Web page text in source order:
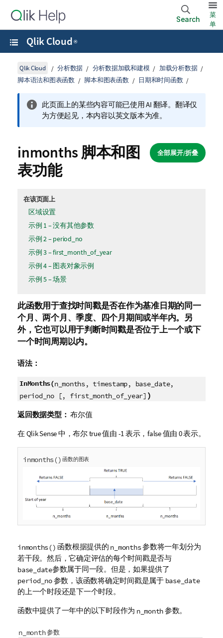
Search
菜
单
Qlik Cloud ®
Qlik Cloud 分析数据 分析数据加载和建模
加载分析数据
脚本语法和图表函数
脚本和图表函数 日期和时间函数
此页面上的某些内容可能已使用 AI 翻译。翻译仅
为方便起见，本内容以英文版本为准。
全部展开/折叠
inmonths 脚本和图
表功能
在该页面上
区域设置
示例 1 – 没有其他参数
示例 2 – period_no
示例 3 – first_month_of_year
示例 4 – 图表对象示例
示例 5 – 场景
此函数用于查找时间戳是否在作为基准日期的同一
个月、两个月、季度、四个月期间或半年内。另
外，它也可以用于判断时间戳是否位于上一个或下
一个时间周期以内。
语法：
InMonths(n_months, timestamp, base_date,
period_no [, first_month_of_year] )
返回数据类型： 布尔值
在 Qlik Sense中，布尔 true 值由 -1 表示，false 值由 0 表示。
inmonths() 函数的图表
inmonths() 函数根据提供的 n_months参数将一年划分为
若干段。然后，它确定评估的每个时间戳是否与
base_date参数属于同一段。但是，如果提供了
period_no参数，该函数将确定时间戳是属于 base_date
的上一个时段还是下一个时段。
函数中提供了一年中的以下时段作为 n_month参数。
n_month参数